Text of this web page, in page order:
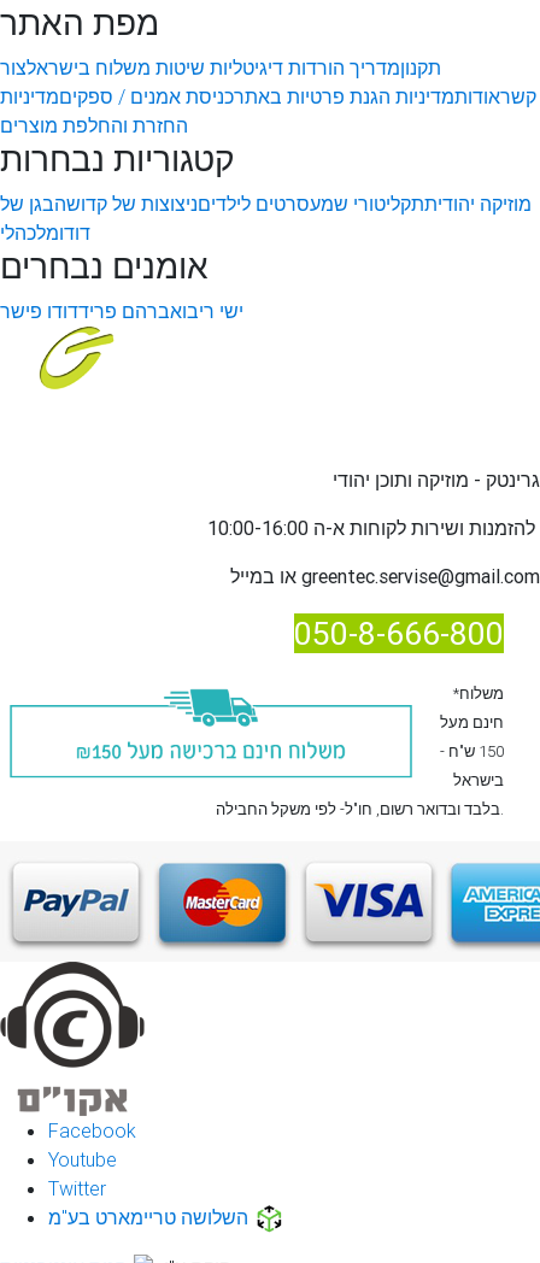
מפת האתר
תקנוןמדריך הורדות דיגיטליות שיטות משלוח בישראלצור
קשראודותמדיניות הגנת פרטיות באתרכניסת אמנים / ספקיםמדיניות
החזרת והחלפת מוצרים
קטגוריות נבחרות
מוזיקה יהודיתתקליטורי שמעסרטים לילדיםניצוצות של קדושהבגן של
דודומלכהלי
אומנים נבחרים
ישי ריבואברהם פרידדודו פישר
גרינטק - מוזיקה ותוכן יהודי
להזמנות ו
greentec.servise@gmail.com
050-8-666-800
*משלוח
חינם מעל
150 ש"ח -
בישראל
בלבדובדואר רשום , חו"ל- לפי משקל החבילה.
Facebook
Youtube
Twitter
השלושה טריימארט בע"מ